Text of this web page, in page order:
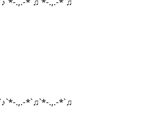
.,.-*`♫`*-.,.-*`♫